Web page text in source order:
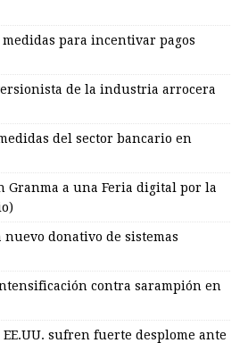
para incentivar pagos
de la industria arrocera
del sector bancario en
Granma a una Feria digital por la
nuevo donativo de sistemas
contra sarampión en
sufren fuerte desplome ante